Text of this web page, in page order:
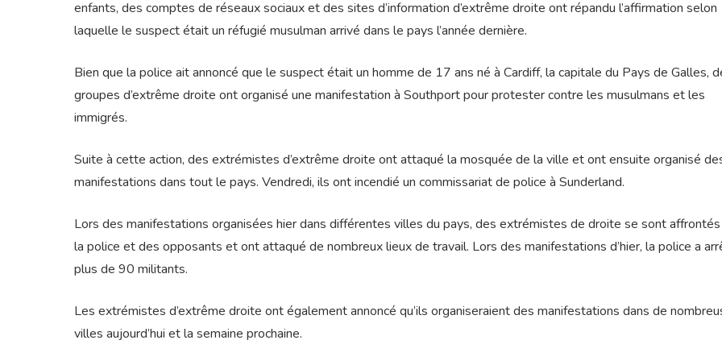
enfants, des comptes de réseaux sociaux et des sites d’information d’extrême droite ont répandu l’affirmation selon
laquelle le suspect était un réfugié musulman arrivé dans le pays l’année dernière.
Bien que la police ait annoncé que le suspect était un homme de 17 ans né à Cardiff, la capitale du Pays de Galles,
groupes d’extrême droite ont organisé une manifestation à Southport pour protester contre les musulmans et les
immigrés.
Suite à cette action, des extrémistes d’extrême droite ont attaqué la mosquée de la ville et ont ensuite organisé
manifestations dans tout le pays. Vendredi, ils ont incendié un commissariat de police à Sunderland.
Lors des manifestations organisées hier dans différentes villes du pays, des extrémistes de droite se sont
la police et des opposants et ont attaqué de nombreux lieux de travail. Lors des manifestations d’hier, la police a
plus de 90 militants.
Les extrémistes d’extrême droite ont également annoncé qu’ils organiseraient des manifestations dans de
villes aujourd’hui et la semaine prochaine.